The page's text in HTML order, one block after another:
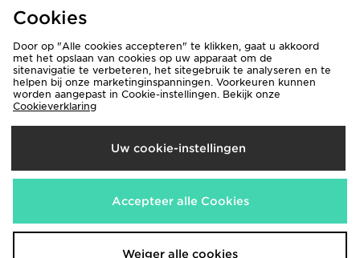
New Era MLB New York Yankees
9FORTY Cap
€27,00
Under Armour 3 Pack HeatGear
Tech Crew Socks
€14,00
Cookies
Door op "Alle cookies accepteren" te klikken, gaat u akkoord
met het opslaan van cookies op uw apparaat om de
sitenavigatie te verbeteren, het sitegebruik te analyseren en te
helpen bij onze marketinginspanningen. Voorkeuren kunnen
worden aangepast in Cookie-instellingen. Bekijk onze
Cookieverklaring
Uw cookie-instellingen
Accepteer alle Cookies
Weiger alle cookies